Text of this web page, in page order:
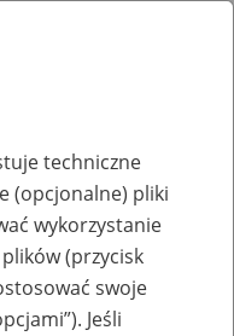
lub
pracy
techniczne
(opcjonalne) pliki
wykorzystanie
(przycisk
swoje
Jeśli